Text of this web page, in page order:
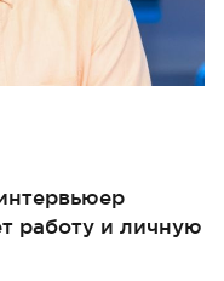
работу и личную